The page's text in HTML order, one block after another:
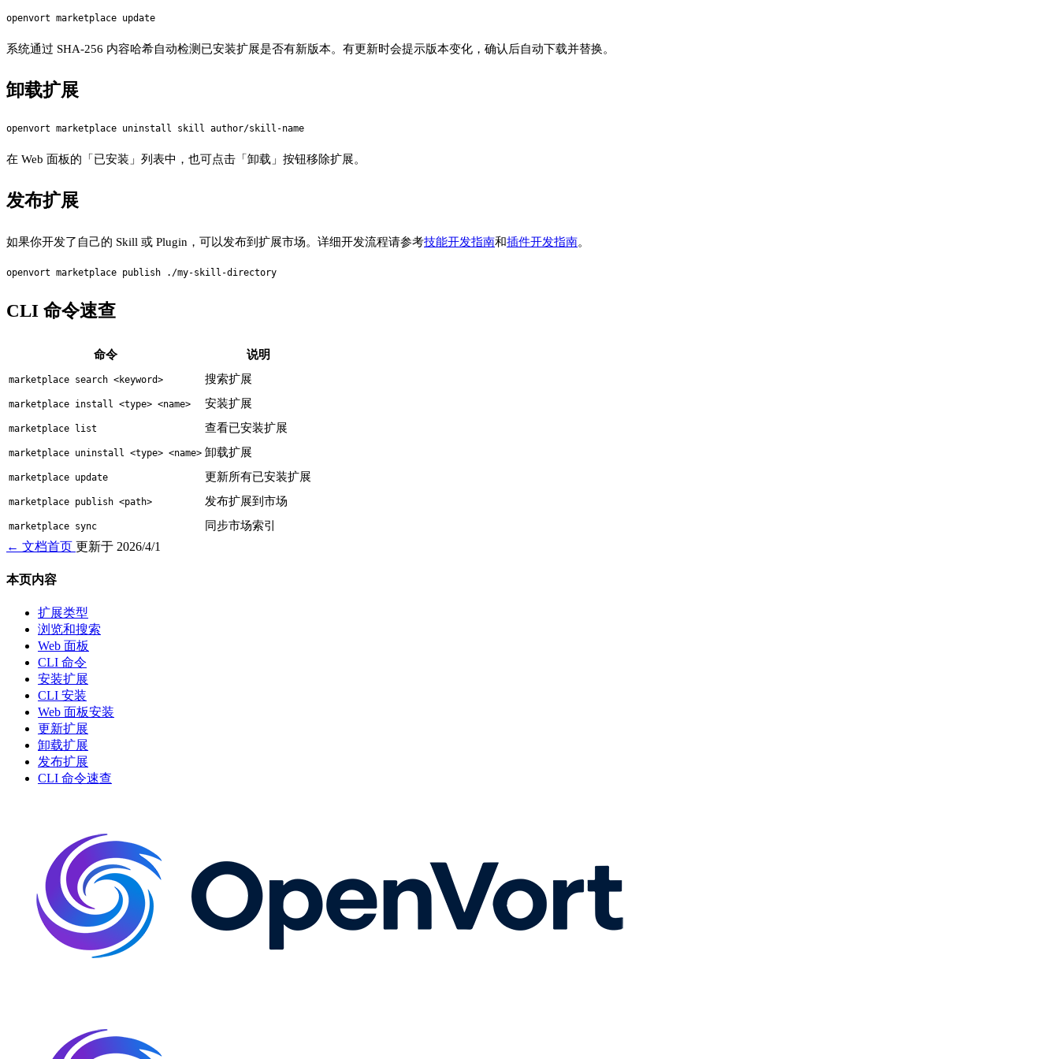
系统通过 SHA-256 内容哈希自动检测已安装扩展是否有新版本。有更新时会提示版本变化，确认后自动下载并替换。
卸载扩展
在 Web 面板的「已安装」列表中，也可点击「卸载」按钮移除扩展。
发布扩展
如果你开发了自己的 Skill 或 Plugin，可以发布到扩展市场。详细开发流程请参考技能开发指南和插件开发指南。
CLI 命令速查
命令 说明
marketplace search <keyword> 搜索扩展
marketplace install <type> <name> 安装扩展
marketplace list 查看已安装扩展
marketplace uninstall <type> <name> 卸载扩展
marketplace update 更新所有已安装扩展
marketplace publish <path> 发布扩展到市场
marketplace sync 同步市场索引
← 文档首页 更新于 2026/4/1
本页内容
扩展类型
浏览和搜索
Web 面板
CLI 命令
安装扩展
CLI 安装
Web 面板安装
更新扩展
卸载扩展
发布扩展
CLI 命令速查